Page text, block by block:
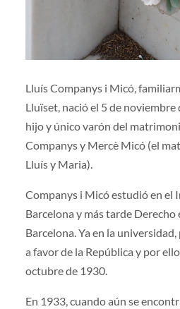
Lluís Companys i Micó,
Lluïset, nació el 5 de
hijo y único varón del
Companys y Mercè Micó (el
Lluís y Maria).
Companys i Micó estudió en el
Barcelona y más tarde
Barcelona. Ya en la
a favor de la República y por
octubre de 1930.
En 1933, cuando aún se